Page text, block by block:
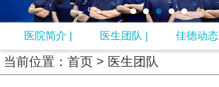
口腔知识
医院简介 | 医生团队 | 佳德动态
当前位置： 首页 > 医生团队